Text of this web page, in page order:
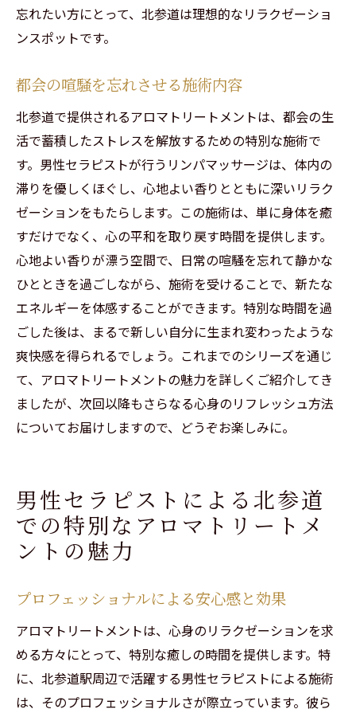
忘れたい方にとって、北参道は理想的なリラクゼーショ
ンスポットです。
都会の喧騒を忘れさせる施術内容
北参道で提供されるアロマトリートメントは、都会の生
活で蓄積したストレスを解放するための特別な施術で
す。男性セラピストが行うリンパマッサージは、体内の
滞りを優しくほぐし、心地よい香りとともに深いリラク
ゼーションをもたらします。この施術は、単に身体を癒
すだけでなく、心の平和を取り戻す時間を提供します。
心地よい香りが漂う空間で、日常の喧騒を忘れて静かな
ひとときを過ごしながら、施術を受けることで、新たな
エネルギーを体感することができます。特別な時間を過
ごした後は、まるで新しい自分に生まれ変わったような
爽快感を得られるでしょう。これまでのシリーズを通じ
て、アロマトリートメントの魅力を詳しくご紹介してき
ましたが、次回以降もさらなる心身のリフレッシュ方法
についてお届けしますので、どうぞお楽しみに。
男性セラピストによる北参道
での特別なアロマトリートメ
ントの魅力
プロフェッショナルによる安心感と効果
アロマトリートメントは、心身のリラクゼーションを求
める方々にとって、特別な癒しの時間を提供します。特
に、北参道駅周辺で活躍する男性セラピストによる施術
は、そのプロフェッショナルさが際立っています。彼ら